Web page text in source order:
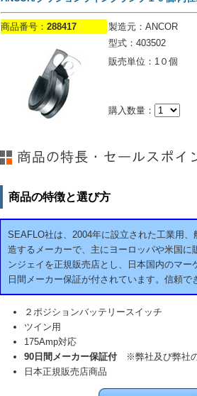
商品番号： 288417
製造元：ANCOR
型式：403502
販売単位：1０個
購入数量：
商品の特徴と選び方
SEAFLO社は、2004年に設立された工業用
造するメーカーで、主にヨーロッパや米国
ンジェイを正規販売店とし、日本国内のマ
日間メーカー保証が付されています。信頼で
２ポジションバッテリースイッチ
ツイン用
175Amp対応
90日間メーカー保証付※弊社及び弊社の
日本正規販売店商品